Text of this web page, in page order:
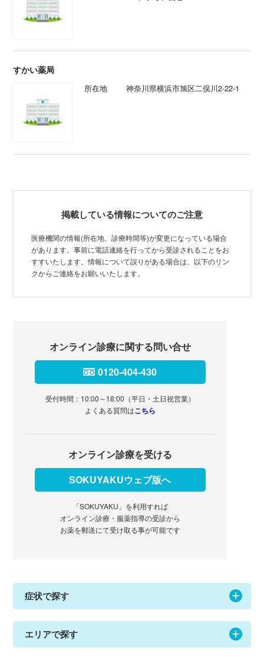
すかい薬局
所在地 神奈川県横浜市旭区二俣川2-22-1
掲載している情報についてのご注意
医療機関の情報(所在地、診療時間等)が変更になっている場合
があります。事前に電話連絡を行ってから受診されることをお
すすいたします。情報について誤りがある場合は、以下のリン
クからご連絡をお願いいたします。
オンライン診療に関する問い合せ
0120-404-430
受付時間：10:00～18:00（平日・土日祝営業）
よくある質問はこちら
オンライン診療を受ける
SOKUYAKUウェブ版へ
「SOKUYAKU」を利用すれば
オンライン診療・服薬指導の受診から
お薬を郵送にて受け取る事が可能です
症状で探す
エリアで探す